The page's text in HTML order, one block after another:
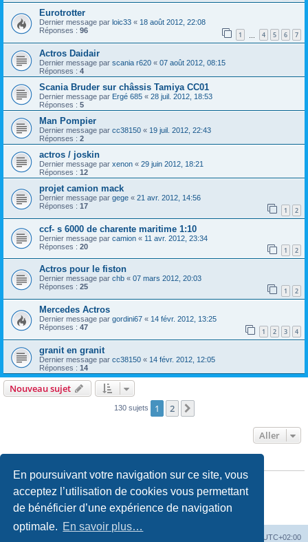
En poursuivant votre navigation sur ce site, vous
acceptez l’utilisation de cookies vous permettant
de bénéficier d’une expérience de navigation
optimale. En savoir plus…
Eurotrotter
Dernier message par loic33 « 18 août 2012, 22:08
Réponses : 96 1 4 5 6 7
Actros Daidair
Dernier message par scania r620 « 07 août 2012, 08:15
Réponses : 4
Scania Bruder sur châssis Tamiya CC01
Dernier message par Ergé 685 « 28 juil. 2012, 18:53
Réponses : 5
Man Pompier
Dernier message par cc38150 « 19 juil. 2012, 22:43
Réponses : 2
actros / joskin
Dernier message par xenon « 29 juin 2012, 18:21
Réponses : 12
projet camion mack
Dernier message par gege « 21 avr. 2012, 14:56
Réponses : 17 1 2
ccf- s 6000 de charente maritime 1:10
Dernier message par camion « 11 avr. 2012, 23:34
Réponses : 20 1 2
Actros pour le fiston
Dernier message par chb « 07 mars 2012, 20:03
Réponses : 25 1 2
Mercedes Actros
Dernier message par gordini67 « 14 févr. 2012, 13:25
Réponses : 47 1 2 3 4
granit en granit
Dernier message par cc38150 « 14 févr. 2012, 12:05
Réponses : 14
Nouveau sujet
130 sujets 1 2
Aller
Vousne pouvez paspublier de nouveaux sujets dans ce forum
Vousne pouvez pasrépondre aux sujets dans ce forum
Vousne pouvez pasmodifier vos messages dans ce forum
Vousne pouvez passupprimer vos messages dans ce forum
transférer de pièces jointes dans ce forum
UTC+02:00